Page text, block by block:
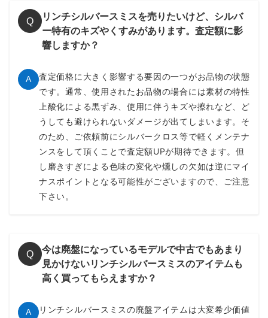
Q
リンチシルバースミスを売りたいけど、シルバ
ー特有のキズやくすみがあります。査定額に影
響しますか？
A
査定価格に大きく影響する要因の一つがお品物の状態
です。通常、使用されたお品物の場合には素材の特性
上酸化による黒ずみ、使用に伴うキズや擦れなど、ど
うしても避けられないダメージが出てしまいます。そ
のため、ご依頼前にシルバークロス等で軽くメンテナ
ンスをして頂くことで査定額UPが期待できます。但
し磨きすぎによる色味の変化や燻しの欠如は逆にマイ
ナスポイントとなる可能性がございますので、ご注意
下さい。
Q
今は廃盤になっているモデルで中古でもあまり
見かけないリンチシルバースミスのアイテムも
高く買ってもらえますか？
A
リンチシルバースミスの廃盤アイテムは大変希少価値